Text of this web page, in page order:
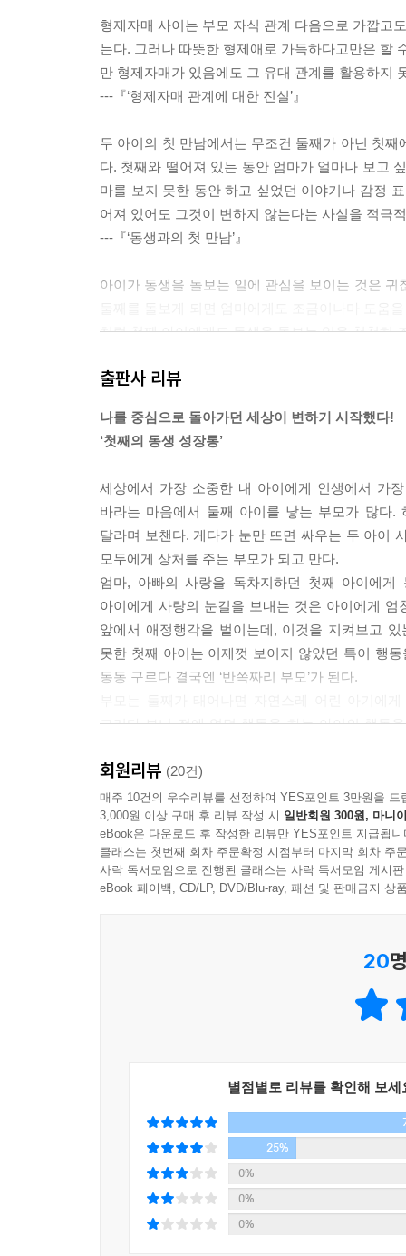
형제자매 사이는 부모 자식 관계 다음으로 가깝고
는다. 그러나 따뜻한 형제애로 가득하다고만은 할
만 형제자매가 있음에도 그 유대 관계를 활용하지
---『‘형제자매 관계에 대한 진실’』
두 아이의 첫 만남에서는 무조건 둘째가 아닌 첫
다. 첫째와 떨어져 있는 동안 엄마가 얼마나 보고
마를 보지 못한 동안 하고 싶었던 이야기나 감정
어져 있어도 그것이 변하지 않는다는 사실을 적극
---『‘동생과의 첫 만남’』
아이가 동생을 돌보는 일에 관심을 보이는 것은
처럼 첫째 아이에게도 동생을 돌보는 일을 천천히
---『‘동생과의 첫 생활’』
둘째는 주로 ‘누구의 동생’』으로 불린다. 첫째
사회생활을 시작하는 시기가 되어도 변하는 것은
---『‘둘째는 언제나 서럽다’』
형제자매 갈등은 다른 대인관계와 달리 두 아이
문제로 이어진다. 많은 부모가 공정한 애정을 공
그러나 부모와 자녀의 관계에서 공평과 공정은
성향과 필요, 상황에 맞춰 다르게 대하는 것이다.
림을 원할 수 있다. 즉 애정의 양을 측정할 게 아니
---『‘무엇이 아이들을 싸우게 만들까’』
---『‘아이들의 사회성’』
부모가 가진 애착의 상처는 대개 과거에 충분한
지만 어른이 된 내가 스스로를 돌볼 수는 있다.
민감성을 채우는 시간이 될 것이다.
자기 돌봄은 거창한 게 아니다. “오늘도 애썼어”
출판사 리뷰
나를 중심으로 돌아가던 세상이 변하기 시작했다!
‘첫째의 동생 성장통’
세상에서 가장 소중한 내 아이에게 인생에서 가
바라는 마음에서 둘째 아이를 낳는 부모가 많다.
달라며 보챈다. 게다가 눈만 뜨면 싸우는 두 아이
모두에게 상처를 주는 부모가 되고 만다.
엄마, 아빠의 사랑을 독차지하던 첫째 아이에
아이에게 사랑의 눈길을 보내는 것은 아이에게
앞에서 애정행각을 벌이는데, 이것을 지켜보고
못한 첫째 아이는 이제껏 보이지 않았던 특이 행
동동 구르다 결국엔 ‘반쪽짜리 부모’가 된다.
그러다 보니 전에 없던 행동을 하는 아이의 행동
사랑받고 있음을 느끼게 해줘야 한다. 이때 첫째
태어나 보니 너무도 강력한 라이벌이 있다!
‘둘째의 외로운 마라톤’
둘째 아이는 언제나 서럽다. 태어나자마자 이유
둘째의 출생을 앞둔 부모는 동생이 생긴 첫째의
이런 둘째 아이를 괴롭히는 가장 강력한 감정은
동생이 태어나면서 부모의 사랑을 빼앗겼다고
둘째 아이는 자기만의 페이스를 유지하며 힘겨
같이 나누는 인생의 동반자로 받아들인다.
첫째라서 소중한, 둘째라서 더 잘해보고 싶은 부모
화내고 돌아서서 후회하지 않도록, 큰소리 내지 않
회원리뷰 (20건)
매주 10건의 우수리뷰를 선정하여 YES포인트 3만원을 드
3,000원 이상 구매 후 리뷰 작성 시 일반회원 300원, 마니
eBook은 다운로드 후 작성한 리뷰만 YES포인트 지급됩니
클래스는 첫번째 회차 주문확정 시점부터 마지막 회차 주
사락 독서모임으로 진행된 클래스는 사락 독서모임 게시
eBook 페이백, CD/LP, DVD/Blu-ray, 패션 및 판매금지 상
20
별점별로 리뷰를 확인해 보세
25%
0%
0%
0%